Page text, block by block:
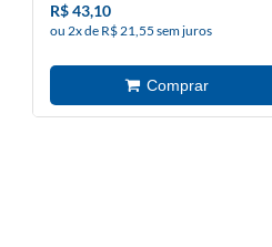
R$ 43,10
ou 2x de R$ 21,55 sem juros